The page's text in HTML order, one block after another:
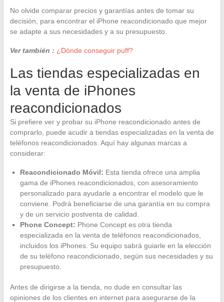
No olvide comparar precios y garantías antes de tomar su
decisión, para encontrar el iPhone reacondicionado que mejor
se adapte a sus necesidades y a su presupuesto.
Ver también : ¿Dónde conseguir puff?
Las tiendas especializadas en
la venta de iPhones
reacondicionados
Si prefiere ver y probar su iPhone reacondicionado antes de
comprarlo, puede acudir a tiendas especializadas en la venta de
teléfonos reacondicionados. Aquí hay algunas marcas a
considerar:
Reacondicionado Móvil: Esta tienda ofrece una amplia
gama de iPhones reacondicionados, con asesoramiento
personalizado para ayudarle a encontrar el modelo que le
conviene. Podrá beneficiarse de una garantía en su compra
y de un servicio postventa de calidad.
Phone Concept: Phone Concept es otra tienda
especializada en la venta de teléfonos reacondicionados,
incluidos los iPhones. Su equipo sabrá guiarle en la elección
de su teléfono reacondicionado, según sus necesidades y su
presupuesto.
Antes de dirigirse a la tienda, no dude en consultar las
opiniones de los clientes en internet para asegurarse de la